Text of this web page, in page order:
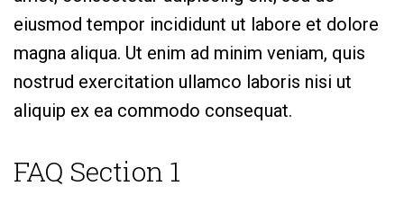
eiusmod tempor incididunt ut labore et dolore
magna aliqua. Ut enim ad minim veniam, quis
nostrud exercitation ullamco laboris nisi ut
aliquip ex ea commodo consequat.
FAQ Section 1